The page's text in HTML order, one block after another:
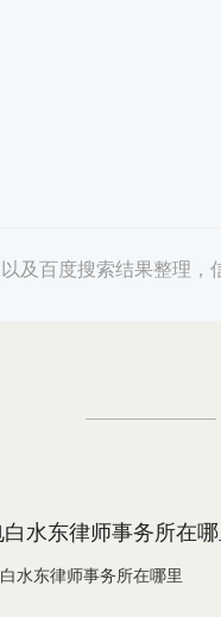
及百度搜索结果整理，
白水东律师事务所在哪
水东律师事务所在哪里